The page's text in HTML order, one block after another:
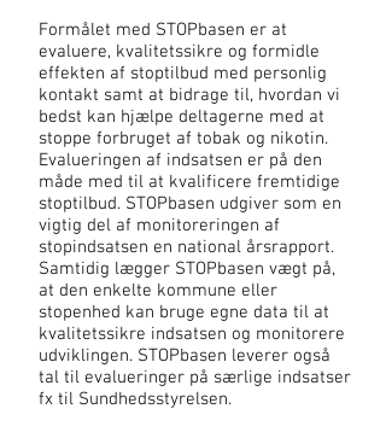
Formålet med STOPbasen er at
evaluere, kvalitetssikre og formidle
effekten af stoptilbud med personlig
kontakt samt at bidrage til, hvordan vi
bedst kan hjælpe deltagerne med at
stoppe forbruget af tobak og nikotin.
Evalueringen af indsatsen er på den
måde med til at kvalificere fremtidige
stoptilbud. STOPbasen udgiver som en
vigtig del af monitoreringen af
stopindsatsen en national årsrapport.
Samtidig lægger STOPbasen vægt på,
at den enkelte kommune eller
stopenhed kan bruge egne data til at
kvalitetssikre indsatsen og monitorere
udviklingen. STOPbasen leverer også
tal til evalueringer på særlige indsatser
fx til Sundhedsstyrelsen.